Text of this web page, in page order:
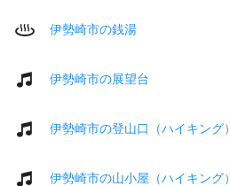
伊勢崎市の銭湯
伊勢崎市の展望台
伊勢崎市の登山口（ハイキング）
伊勢崎市の山小屋（ハイキング）